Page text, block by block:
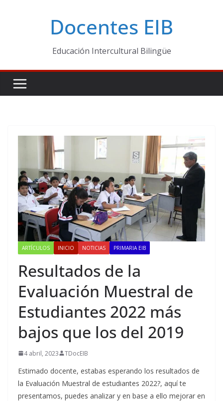
Docentes EIB
Educación Intercultural Bilingüe
ARTÍCULOS INICIO NOTICIAS PRIMARIA EIB
Resultados de la
Evaluación Muestral de
Estudiantes 2022 más
bajos que los del 2019
4 abril, 2023 TDocEIB
Estimado docente, estabas esperando los resultados de
la Evaluación Muestral de estudiantes 2022?, aquí te
presentamos, puedes analizar y en base a ello mejorar en